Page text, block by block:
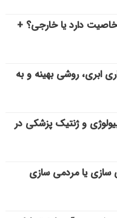
دارد یا خارجی؟ +
ابری، روشی بهینه و به
و ژنتیک پزشکی در
یا مردمی سازی